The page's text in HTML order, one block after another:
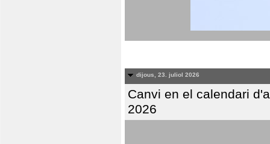
dijous, 23. juliol 2026
Canvi en el calendari
2026